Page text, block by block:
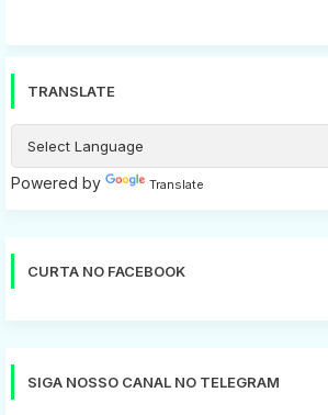
TRANSLATE
Powered by Translate
CURTA NO FACEBOOK
SIGA NOSSO CANAL NO TELEGRAM